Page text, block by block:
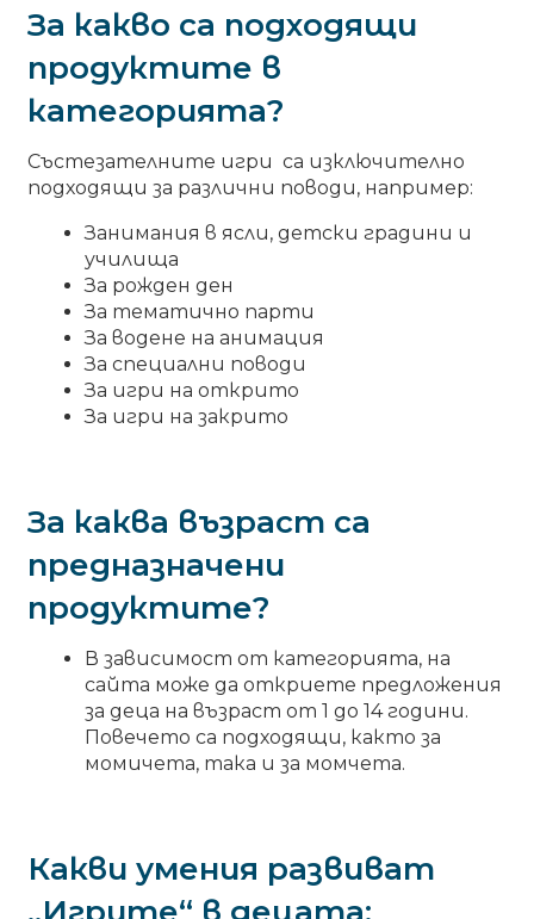
Килимчета
Сензорни игри
Всички
Танцови костюми
Завършване
Коледни костюми
Персонализирани
Аксесоари
ПРОМОЦИИ
Костюми под наем
Контакти
За какво са подходящи
продуктите в
категорията?
Състезателните игри са изключително
подходящи за различни поводи, например:
Занимания в ясли, детски градини и
училища
За рожден ден
За тематично парти
За водене на анимация
За специални поводи
За игри на открито
За игри на закрито
За каква възраст са
предназначени
продуктите?
В зависимост от категорията, на
сайта може да откриете предложения
за деца на възраст от 1 до 14 години.
Повечето са подходящи, както за
момичета, така и за момчета.
Какви умения развиват
„Игрите“ в децата: